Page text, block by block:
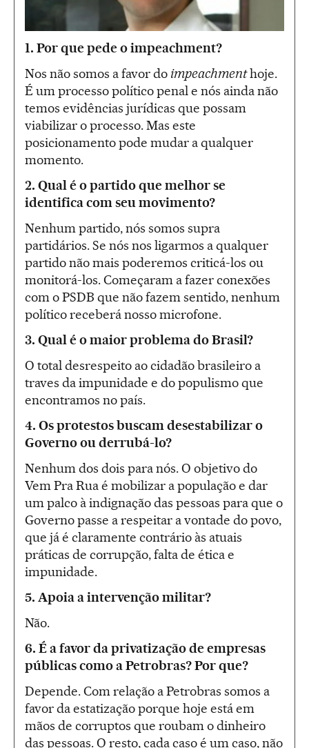
1. Por que pede o impeachment?
Nos não somos a favor do impeachmenthoje.
É um processo político penal e nós ainda não
temos evidências jurídicas que possam
viabilizar o processo. Mas este
posicionamento pode mudar a qualquer
momento.
2. Qual é o partido que melhor se
identifica com seu movimento?
Nenhum partido, nós somos supra
partidários. Se nós nos ligarmos a qualquer
partido não mais poderemos criticá-los ou
monitorá-los. Começaram a fazer conexões
com o PSDB que não fazem sentido, nenhum
político receberá nosso microfone.
3. Qual é o maior problema do Brasil?
O total desrespeito ao cidadão brasileiro a
traves da impunidade e do populismo que
encontramos no país.
4. Os protestos buscam desestabilizar o
Governo ou derrubá-lo?
Nenhum dos dois para nós. O objetivo do
Vem Pra Rua é mobilizar a população e dar
um palco à indignação das pessoas para que o
Governo passe a respeitar a vontade do povo,
que já é claramente contrário às atuais
práticas de corrupção, falta de ética e
impunidade.
5. Apoia a intervenção militar?
Não.
6. É a favor da privatização de empresas
públicas como a Petrobras? Por que?
Depende. Com relação a Petrobras somos a
favor da estatização porque hoje está em
mãos de corruptos que roubam o dinheiro
das pessoas. O resto, cada caso é um caso, não